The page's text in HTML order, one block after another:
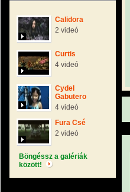
Calidora
2 videó
Curtis
4 videó
Cydel
Gabutero
4 videó
Fura Csé
2 videó
Böngéssz a galériák
között!